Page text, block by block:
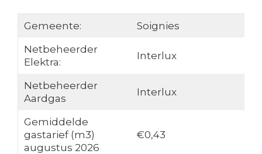
Gemeente:
Soignies
Netbeheerder
Elektra:
Interlux
Netbeheerder
Aardgas
Interlux
Gemiddelde
gastarief (m3)
augustus 2026
€0,43